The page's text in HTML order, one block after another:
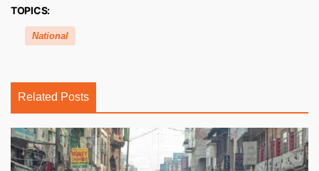
TOPICS:
National
Related Posts